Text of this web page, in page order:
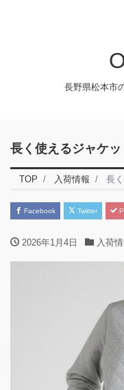
長野県松本市
長く使えるジャケ
TOP 入荷情報 長
Facebook Twitter
2026年1月4日 入荷